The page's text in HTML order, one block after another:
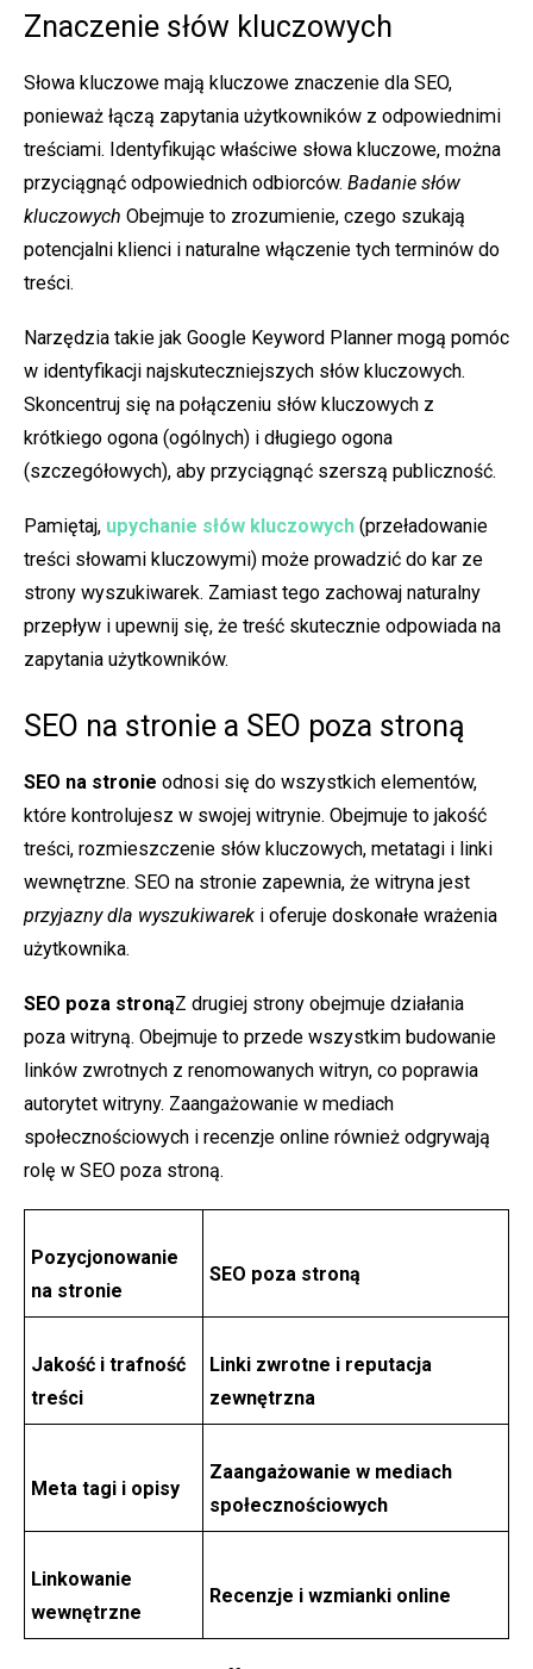
Znaczenie słów kluczowych
Słowa kluczowe mają kluczowe znaczenie dla SEO,
ponieważ łączą zapytania użytkowników z odpowiednimi
treściami. Identyfikując właściwe słowa kluczowe, można
przyciągnąć odpowiednich odbiorców. Badanie słów
kluczowych Obejmuje to zrozumienie, czego szukają
potencjalni klienci i naturalne włączenie tych terminów do
treści.
Narzędzia takie jak Google Keyword Planner mogą pomóc
w identyfikacji najskuteczniejszych słów kluczowych.
Skoncentruj się na połączeniu słów kluczowych z
krótkiego ogona (ogólnych) i długiego ogona
(szczegółowych), aby przyciągnąć szerszą publiczność.
Pamiętaj, upychanie słów kluczowych (przeładowanie
treści słowami kluczowymi) może prowadzić do kar ze
strony wyszukiwarek. Zamiast tego zachowaj naturalny
przepływ i upewnij się, że treść skutecznie odpowiada na
zapytania użytkowników.
SEO na stronie a SEO poza stroną
SEO na stronie odnosi się do wszystkich elementów,
które kontrolujesz w swojej witrynie. Obejmuje to jakość
treści, rozmieszczenie słów kluczowych, metatagi i linki
wewnętrzne. SEO na stronie zapewnia, że witryna jest
przyjazny dla wyszukiwarek i oferuje doskonałe wrażenia
użytkownika.
SEO poza stronąZ drugiej strony obejmuje działania
poza witryną. Obejmuje to przede wszystkim budowanie
linków zwrotnych z renomowanych witryn, co poprawia
autorytet witryny. Zaangażowanie w mediach
społecznościowych i recenzje online również odgrywają
rolę w SEO poza stroną.
Pozycjonowanie
na stronie
SEO poza stroną
Jakość i trafność
treści
Linki zwrotne i reputacja
zewnętrzna
Meta tagi i opisy
Zaangażowanie w mediach
społecznościowych
Linkowanie
wewnętrzne
Recenzje i wzmianki online